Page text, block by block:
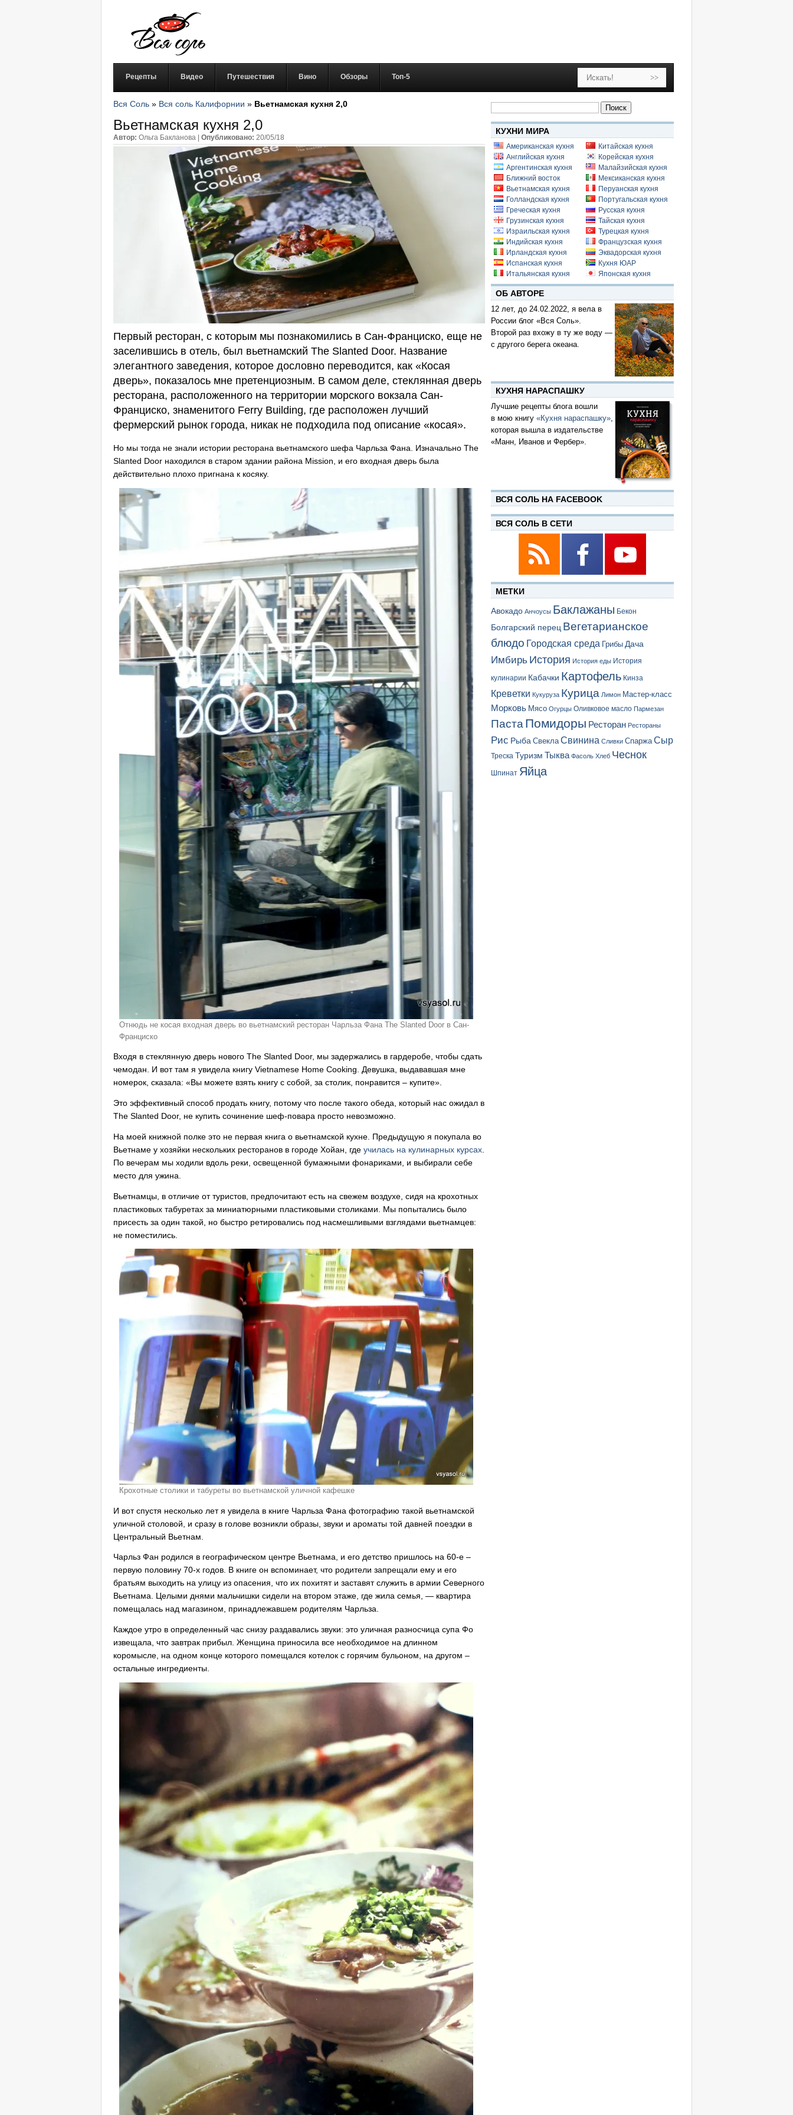
Рецепты Видео Путешествия Вино Обзоры Топ-5
Вся Соль » Вся соль Калифорнии » Вьетнамская кухня 2,0
Вьетнамская кухня 2,0
Автор: Ольга Бакланова | Опубликовано: 20/05/18
Первый ресторан, с которым мы познакомились в Сан-Франциско, еще не
заселившись в отель, был вьетнамский The Slanted Door. Название
элегантного заведения, которое дословно переводится, как «Косая
дверь», показалось мне претенциозным. В самом деле, стеклянная дверь
ресторана, расположенного на территории морского вокзала Сан-
Франциско, знаменитого Ferry Building, где расположен лучший
фермерский рынок города, никак не подходила под описание «косая».
Но мы тогда не знали истории ресторана вьетнамского шефа Чарльза Фана. Изначально The
Slanted Door находился в старом здании района Mission, и его входная дверь была
действительно плохо пригнана к косяку.
Отнюдь не косая входная дверь во вьетнамский ресторан Чарльза Фана The Slanted Door в Сан-
Франциско
Входя в стеклянную дверь нового The Slanted Door, мы задержались в гардеробе, чтобы сдать
чемодан. И вот там я увидела книгу Vietnamese Home Cooking. Девушка, выдававшая мне
номерок, сказала: «Вы можете взять книгу с собой, за столик, понравится – купите».
Это эффективный способ продать книгу, потому что после такого обеда, который нас ожидал в
The Slanted Door, не купить сочинение шеф-повара просто невозможно.
На моей книжной полке это не первая книга о вьетнамской кухне. Предыдущую я покупала во
Вьетнаме у хозяйки нескольких ресторанов в городе Хойан, где училась на кулинарных курсах
По вечерам мы ходили вдоль реки, освещенной бумажными фонариками, и выбирали себе
место для ужина.
Вьетнамцы, в отличие от туристов, предпочитают есть на свежем воздухе, сидя на крохотных
пластиковых табуретах за миниатюрными пластиковыми столиками. Мы попытались было
присесть за один такой, но быстро ретировались под насмешливыми взглядами вьетнамцев:
не поместились.
Крохотные столики и табуреты во вьетнамской уличной кафешке
И вот спустя несколько лет я увидела в книге Чарльза Фана фотографию такой вьетнамской
уличной столовой, и сразу в голове возникли образы, звуки и ароматы той давней поездки в
Центральный Вьетнам.
Чарльз Фан родился в географическом центре Вьетнама, и его детство пришлось на 60-е –
первую половину 70-х годов. В книге он вспоминает, что родители запрещали ему и его
братьям выходить на улицу из опасения, что их похитят и заставят служить в армии Северного
Вьетнама. Целыми днями мальчишки сидели на втором этаже, где жила семья, — квартира
помещалась над магазином, принадлежавшем родителям Чарльза.
Каждое утро в определенный час снизу раздавались звуки: это уличная разносчица супа Фо
извещала, что завтрак прибыл. Женщина приносила все необходимое на длинном
коромысле, на одном конце которого помещался котелок с горячим бульоном, на другом –
остальные ингредиенты.
Найти:
КУХНИ МИРА
Американская кухня
Английская кухня
Аргентинская кухня
Ближний восток
Вьетнамская кухня
Голландская кухня
Греческая кухня
Грузинская кухня
Израильская кухня
Индийская кухня
Ирландская кухня
Испанская кухня
Итальянская кухня
Китайская кухня
Корейская кухня
Малайзийская кухня
Мексиканская кухня
Перуанская кухня
Португальская кухня
Русская кухня
Тайская кухня
Турецкая кухня
Французская кухня
Эквадорская кухня
Кухня ЮАР
Японская кухня
ОБ АВТОРЕ
12 лет, до 24.02.2022, я вела в
России блог «Вся Соль».
Второй раз вхожу в ту же воду —
с другого берега океана.
КУХНЯ НАРАСПАШКУ
Лучшие рецепты блога вошли
в мою книгу «Кухня нараспашку»,
которая вышла в издательстве
«Манн, Иванов и Фербер».
ВСЯ СОЛЬ НА FACEBOOK
ВСЯ СОЛЬ В СЕТИ
МЕТКИ
Авокадо Анчоусы Баклажаны Бекон
Болгарский перец Вегетарианское
блюдо Городская среда Грибы Дача
Имбирь История История еды История
кулинарии Кабачки Картофель Кинза
Креветки Кукуруза Курица Лимон Мастер-класс
Морковь Мясо Огурцы Оливковое масло Пармезан
ПастаПомидоры Ресторан Рестораны
Рис Рыба Свекла Свинина Сливки Спаржа Сыр
Треска Туризм Тыква Фасоль Хлеб Чеснок
Шпинат Яйца